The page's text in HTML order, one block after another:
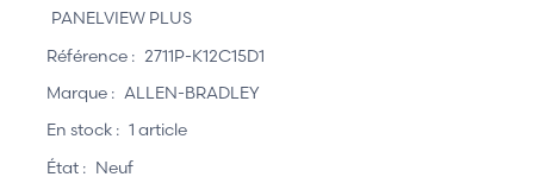
PANELVIEW PLUS
Référence : 2711P-K12C15D1
Marque : ALLEN-BRADLEY
En stock : 1 article
État : Neuf